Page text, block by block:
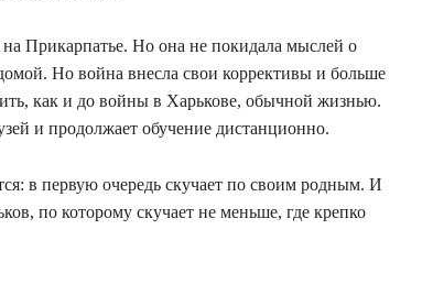
Прикарпатье. Но она не покидала мыслей о
Но война внесла свои коррективы и больше
как и до войны в Харькове, обычной жизнью.
и продолжает обучение дистанционно.
в первую очередь скучает по своим родным. И
по которому скучает не меньше, где крепко